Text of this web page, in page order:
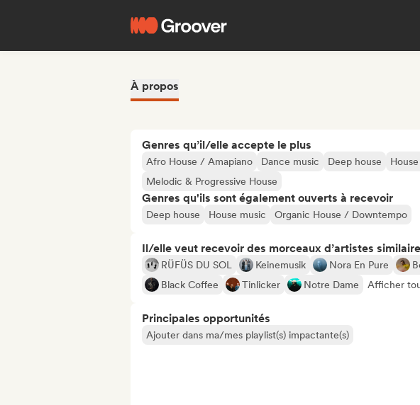
À propos
Genres qu’il/elle accepte le plus
Afro House / Amapiano Dance music Deep house
Melodic & Progressive House
Genres qu'ils sont également ouverts à recevoir
Deep house House music Organic House / Downtempo
Il/elle veut recevoir des morceaux d’artistes
RÜFÜS DU SOL Keinemusik Nora En Pure
Black Coffee
Tinlicker Notre Dame Afficher
Principales opportunités
Ajouter dans ma/mes playlist(s) impactante(s)